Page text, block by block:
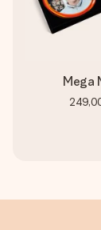
billede af dig
Intet besvær
øjeblikket.
Mega